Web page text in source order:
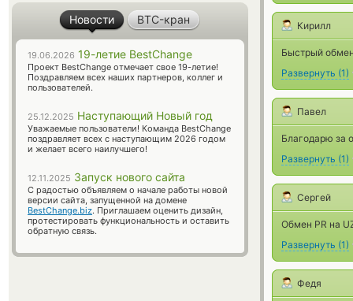
Кирилл
Быстрый
Развернуть (1)
Павел
Благодарю за
Развернуть (1)
Сергей
Обмен PR на
Развернуть (1)
Федя
Новости BTC-кран
19.06.2026 19-летие BestChange
Проект BestChange отмечает свое 19-летие!
Поздравляем всех наших партнеров, коллег и
пользователей.
25.12.2025 Наступающий Новый год
Уважаемые пользователи! Команда BestChange
поздравляет всех с наступающим 2026 годом
и желает всего наилучшего!
12.11.2025 Запуск нового сайта
С радостью объявляем о начале работы новой
версии сайта, запущенной на домене
BestChange.biz. Приглашаем оценить дизайн,
протестировать функциональность и оставить
обратную связь.